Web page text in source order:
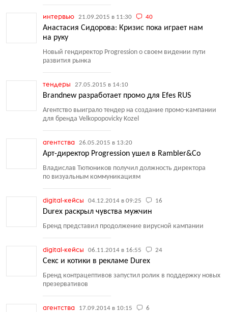
интервью 21.09.2015 в 11:30 40
Анастасия Сидорова: Кризис пока играет нам
на руку
Новый гендиректор Progression о своем видении пути
развития рынка
тендеры 27.05.2015 в 14:10
Brandnew разработает промо для Efes RUS
Агентство выиграло тендер на создание промо-кампании
для бренда Velkopopovicky Kozel
агентства 26.05.2015 в 13:20
Арт-директор Progression ушел в Rambler&Co
Владислав Тютюников получил должность директора
по визуальным коммуникациям
digital-кейсы 04.12.2014 в 09:25 16
Durex раскрыл чувства мужчин
Бренд представил продолжение вирусной кампании
digital-кейсы 06.11.2014 в 16:55 24
Секс и котики в рекламе Durex
Бренд контрацептивов запустил ролик в поддержку новых
презервативов
агентства 17.09.2014 в 10:15 6